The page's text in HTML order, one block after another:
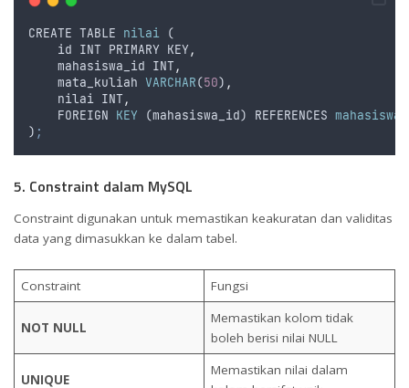
CREATE TABLE nilai (
id INT PRIMARY KEY ,
mahasiswa_id INT ,
mata_kuliah VARCHAR(50) ,
nilai INT ,
FOREIGN KEY (mahasiswa_id) REFERENCES mahasiswa
) ;
5. Constraint dalam MySQL
Constraint digunakan untuk memastikan keakuratan dan validitas
data yang dimasukkan ke dalam tabel.
Constraint Fungsi
NOT NULL
Memastikan kolom tidak
boleh berisi nilai NULL
UNIQUE
Memastikan nilai dalam